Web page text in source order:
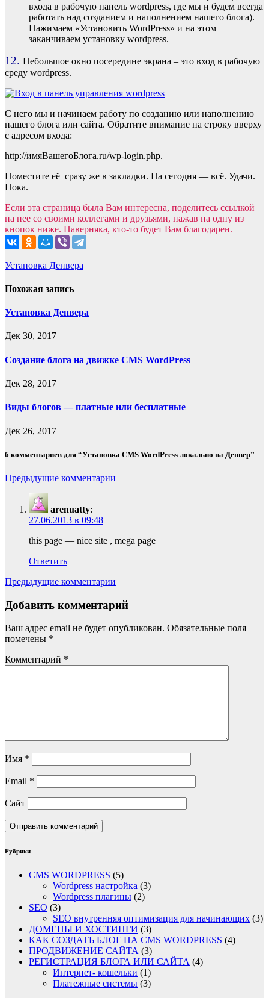
входа в рабочую панель wordpress, где мы и будем всегда
работать над созданием и наполнением нашего блога).
Нажимаем «Установить WordPress» и на этом
заканчиваем установку wordpress.
12. Небольшое окно посередине экрана – это вход в рабочую
среду wordpress.
С него мы и начинаем работу по созданию или наполнению
нашего блога или сайта. Обратите внимание на строку вверху
с адресом входа:
http://имяВашегоБлога.ru/wp-login.php.
Поместите её сразу же в закладки. На сегодня — всё. Удачи.
Пока.
Если эта страница была Вам интересна, поделитесь ссылкой
на нее со своими коллегами и друзьями, нажав на одну из
кнопок ниже. Наверняка, кто-то будет Вам благодарен.
Навигация
по
Установка Денвера
Похожая запись
Установка Денвера
Дек 30, 2017
Создание блога на движке CMS WordPress
Дек 28, 2017
Виды блогов — платные или бесплатные
Дек 26, 2017
6 комментариев для “Установка CMS WordPress локально на Денвер”
Навигация
комментариям
Предыдущие комментарии
arenuatty:
27.06.2013 в 09:48
this page — nice site , mega page
Ответить
Навигация
комментариям
Предыдущие комментарии
Добавить комментарий
Ваш адрес email не будет опубликован. Обязательные поля
помечены *
Комментарий *
Имя *
Email *
Сайт
Рубрики
CMS WORDPRESS (5)
Wordpress настройка (3)
Wordpress плагины (2)
SEO (3)
SEO внутренняя оптимизация для начинающих (3)
ДОМЕНЫ И ХОСТИНГИ (3)
КАК СОЗДАТЬ БЛОГ НА CMS WORDPRESS (4)
ПРОДВИЖЕНИЕ САЙТА (3)
РЕГИСТРАЦИЯ БЛОГА ИЛИ САЙТА (4)
Интернет- кошельки (1)
Платежные системы (3)